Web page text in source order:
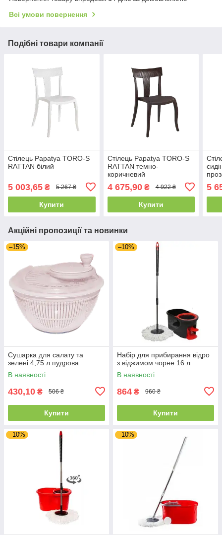
Всі умови повернення
Подібні товари компанії
Стілець Papatya TORO-S
RATTAN білий
5 003,65 ₴ 5 267 ₴
Купити
Стілець Papatya TORO-S
RATTAN темно-
коричневий
4 675,90₴ 4 922 ₴
Купити
5
Акційні пропозиції та новинки
–15%
Сушарка для салату та
зелені 4,75 л пудрова
В наявності
430,10 ₴ 506 ₴
Купити
–10%
Набір для прибирання відро
з віджимом чорне 16 л
В наявності
864 ₴ 960 ₴
Купити
–10% –10%